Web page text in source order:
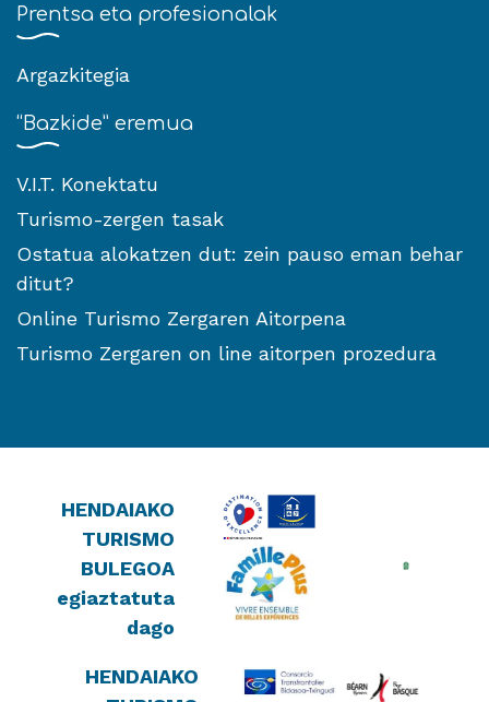
Prentsa eta profesionalak
Argazkitegia
“Bazkide” eremua
V.I.T. Konektatu
Turismo-zergen tasak
Ostatua alokatzen dut: zein pauso eman behar
ditut?
Online Turismo Zergaren Aitorpena
Turismo Zergaren on line aitorpen prozedura
HENDAIAKO
TURISMO
BULEGOA
egiaztatuta
dago
HENDAIAKO